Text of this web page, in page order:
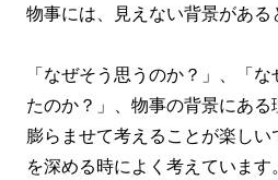
物事には、見えない背景がある
「なぜそう思うのか？」、「
たのか？」、物事の背景にあ
膨らませて考えることが楽し
を深める時によく考えています